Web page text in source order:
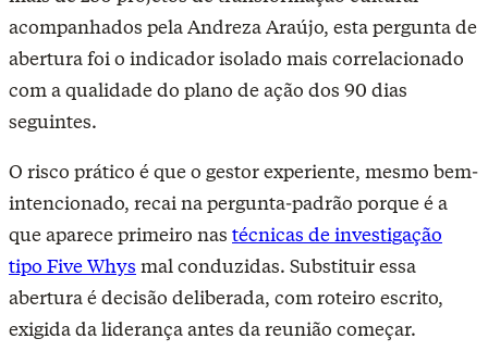
acompanhados pela Andreza Araújo, esta pergunta de
abertura foi o indicador isolado mais correlacionado
com a qualidade do plano de ação dos 90 dias
seguintes.
O risco prático é que o gestor experiente, mesmo bem-
intencionado, recai na pergunta-padrão porque é a
que aparece primeiro nas técnicas de investigação
tipo Five Whys mal conduzidas. Substituir essa
abertura é decisão deliberada, com roteiro escrito,
exigida da liderança antes da reunião começar.